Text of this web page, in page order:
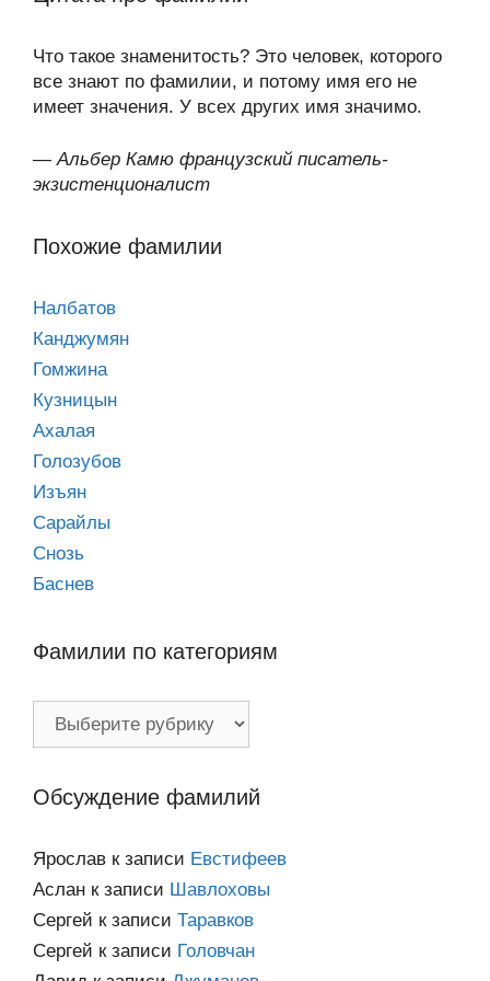
Что такое знаменитость? Это человек, которого
все знают по фамилии, и потому имя его не
имеет значения. У всех других имя значимо.
—Альбер Камю французский писатель-
экзистенционалист
Похожие фамилии
Налбатов
Канджумян
Гомжина
Кузницын
Ахалая
Голозубов
Изъян
Сарайлы
Снозь
Баснев
Фамилии по категориям
Фамилии
Обсуждение фамилий
Ярослав к записи Евстифеев
Аслан к записи Шавлоховы
Сергей к записи Таравков
Сергей к записи Головчан